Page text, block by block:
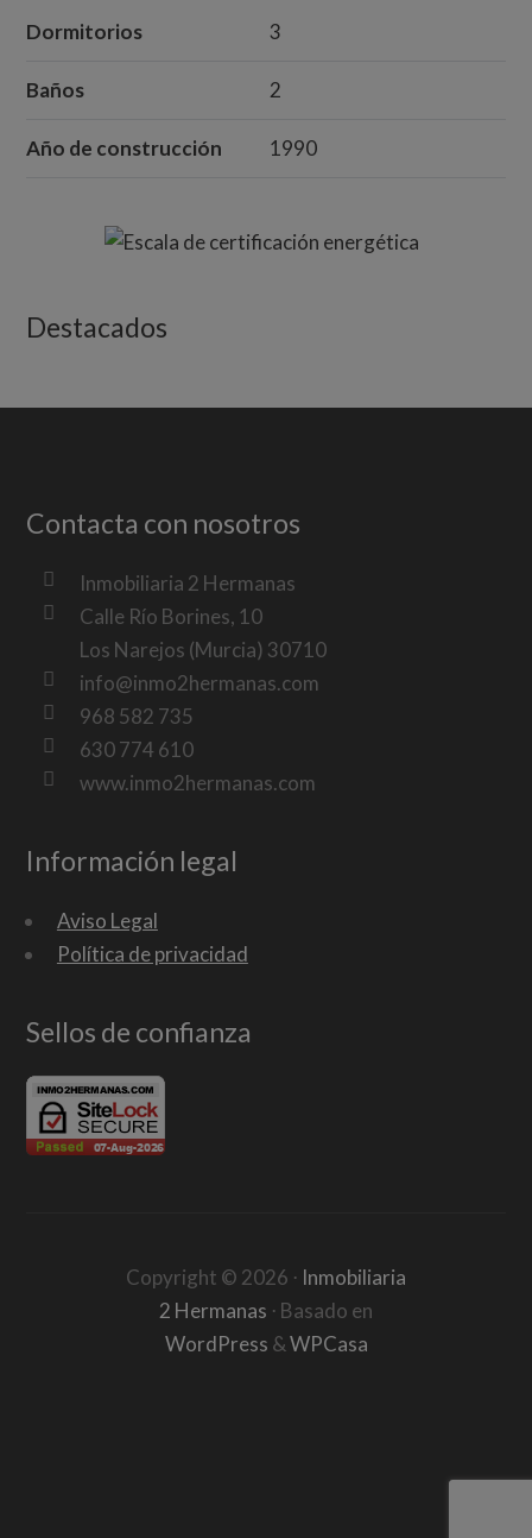
Dormitorios 3
Baños 2
Año de construcción 1990
Destacados
Contacta con nosotros
Inmobiliaria 2 Hermanas
Calle Río Borines, 10
Los Narejos (Murcia) 30710
info@inmo2hermanas.com
968 582 735
630 774 610
www.inmo2hermanas.com
Información legal
Aviso Legal
Política de privacidad
Sellos de confianza
Copyright © 2026 ⋅ Inmobiliaria
2 Hermanas ⋅ Basado en
WordPress &WPCasa